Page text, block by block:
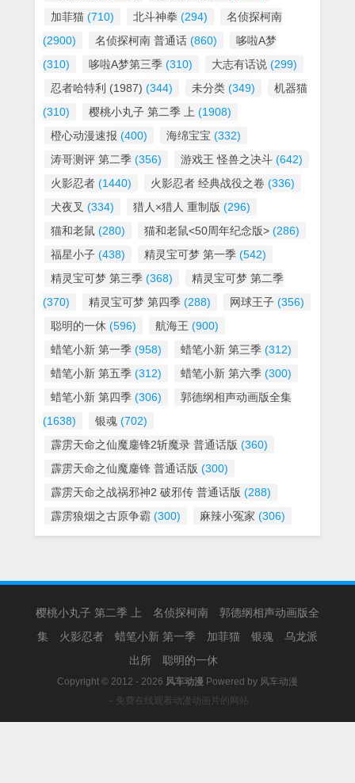
加菲猫 (710) 北斗神拳 (294)
名侦探柯南
(2900)
名侦探柯南 普通话 (860)
哆啦A梦
(310)
哆啦A梦第三季 (310) 大志有话说 (299)
忍者哈特利 (1987) (344) 未分类 (349)
机器猫
(310)
樱桃小丸子 第二季 上 (1908)
橙心动漫速报 (400) 海绵宝宝 (332)
涛哥测评 第二季 (356) 游戏王 怪兽之决斗 (642)
火影忍者 (1440) 火影忍者 经典战役之卷 (336)
犬夜叉 (334) 猎人×猎人 重制版 (296)
猫和老鼠 (280) 猫和老鼠<50周年纪念版> (286)
福星小子 (438) 精灵宝可梦 第一季 (542)
精灵宝可梦 第三季 (368)
精灵宝可梦 第二季
(370)
精灵宝可梦 第四季 (288) 网球王子 (356)
聪明的一休 (596) 航海王 (900)
蜡笔小新 第一季 (958) 蜡笔小新 第三季 (312)
蜡笔小新 第五季 (312) 蜡笔小新 第六季 (300)
蜡笔小新 第四季 (306)
郭德纲相声动画版全集
(1638)
银魂 (702)
霹雳天命之仙魔鏖锋2斩魔录 普通话版 (360)
霹雳天命之仙魔鏖锋 普通话版 (300)
霹雳天命之战祸邪神2 破邪传 普通话版 (288)
霹雳狼烟之古原争霸 (300) 麻辣小冤家 (306)
樱桃小丸子 第二季 上 名侦探柯南
郭德纲相声动画版全
集
火影忍者 蜡笔小新 第一季 加菲猫 银魂
乌龙派
出所
聪明的一休
Copyright © 2012 - 2026 风车动漫 Powered by 风车动漫
－免费在线观看动漫动画片的网站